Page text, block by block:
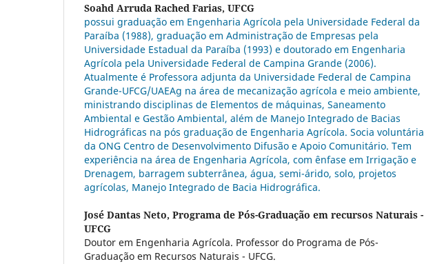
Soahd Arruda Rached Farias, UFCG
possui graduação em Engenharia Agrícola pela Universidade Federal da
Paraíba (1988), graduação em Administração de Empresas pela
Universidade Estadual da Paraíba (1993) e doutorado em Engenharia
Agrícola pela Universidade Federal de Campina Grande (2006).
Atualmente é Professora adjunta da Universidade Federal de Campina
Grande-UFCG/UAEAg na área de mecanização agrícola e meio ambiente,
ministrando disciplinas de Elementos de máquinas, Saneamento
Ambiental e Gestão Ambiental, além de Manejo Integrado de Bacias
Hidrográficas na pós graduação de Engenharia Agrícola. Socia voluntária
da ONG Centro de Desenvolvimento Difusão e Apoio Comunitário. Tem
experiência na área de Engenharia Agrícola, com ênfase em Irrigação e
Drenagem, barragem subterrânea, água, semi-árido, solo, projetos
agrícolas, Manejo Integrado de Bacia Hidrográfica.
José Dantas Neto, Programa de Pós-Graduação em recursos Naturais -
UFCG
Doutor em Engenharia Agrícola. Professor do Programa de Pós-
Graduação em Recursos Naturais - UFCG.